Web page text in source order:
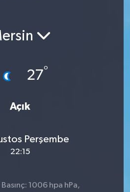
27°
Açık
Perşembe
22:15
1006 hpa hPa,